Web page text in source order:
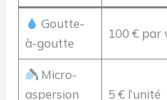
Goutte-
à-goutte
100 € par
Micro-
aspersion
5 € l’unité